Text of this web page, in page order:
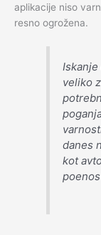
aplikacije niso
resno ogrožena.
veliko
danes
kot